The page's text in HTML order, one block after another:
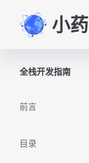
Skip to content
小
全栈开发指南
前言
目录